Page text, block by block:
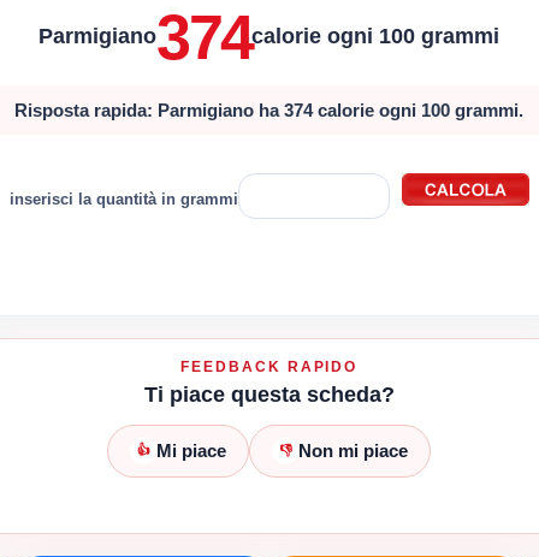
Parmigiano374calorie ogni 100 grammi
Risposta rapida: Parmigiano ha 374 calorie ogni 100 grammi.
inserisci la quantità in grammi
FEEDBACK RAPIDO
Ti piace questa scheda?
👍 Mi piace 👎 Non mi piace